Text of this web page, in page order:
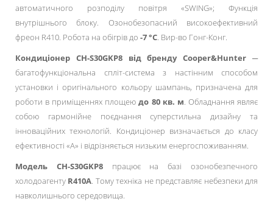
автоматичного розподілу повітря «SWING»; Функція
внутрішнього блоку. Озонобезопасний високоефективний
фреон R410. Робота на обігрів до -7 °С. Вир-во Гонг-Конг.
Кондиціонер CH-S30GKP8 від бренду Cooper&Hunter ─
багатофункціональна спліт-система з настінним способом
установки і оригінального кольору шампань, призначена для
роботи в приміщеннях площеюдо 80 кв. м. Обладнання являє
собою гармонійне поєднання суперстильна дизайну та
інноваційних технологій. Кондиціонер визначається до класу
ефективності «А» і відрізняється низьким енергоспоживанням.
Модель CH-S30GKP8працює на базі озонобезпечного
холодоагенту R410A. Тому техніка не представляє небезпеки для
навколишнього середовища.